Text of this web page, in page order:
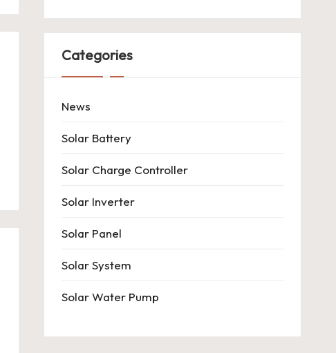
Categories
News
Solar Battery
Solar Charge Controller
Solar Inverter
Solar Panel
Solar System
Solar Water Pump